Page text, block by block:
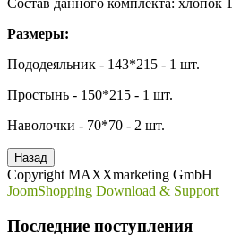
Состав данного комплекта: хлопок
Размеры:
Пододеяльник - 143*215 - 1 шт.
Простынь - 150*215 - 1 шт.
Наволочки - 70*70 - 2 шт.
Copyright MAXXmarketing GmbH
JoomShopping Download & Support
Последние поступления